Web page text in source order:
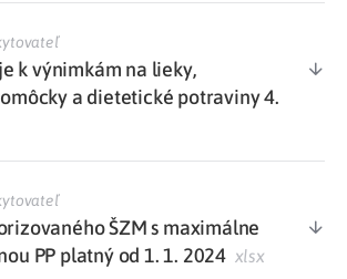
k výnimkám na lieky,
a dietetické potraviny 4.
ŠZM s maximálne
PP platný od 1. 1. 2024 xlsx